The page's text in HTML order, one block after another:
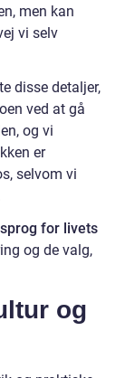
men kan
vi selv
disse detaljer,
ved at gå
og vi
er
selvom vi
for livets
og de valg,
og